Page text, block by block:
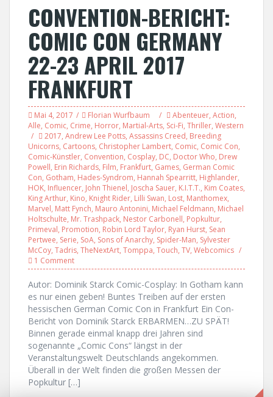
CONVENTION-BERICHT:
COMIC CON GERMANY
22-23 APRIL 2017
FRANKFURT
Mai 4, 2017 Florian Wurfbaum Abenteuer, Action,
Alle, Comic, Crime, Horror, Martial-Arts, Sci-Fi, Thriller, Western
2017, Andrew Lee Potts, Assassins Creed, Breeding
Unicorns, Cartoons, Christopher Lambert, Comic, Comic Con,
Comic-Künstler, Convention, Cosplay, DC, Doctor Who, Drew
Powell, Erin Richards, Film, Frankfurt, Games, German Comic
Con, Gotham, Hades-Syndrom, Hannah Spearritt, Highlander,
HOK, Influencer, John Thienel, Joscha Sauer, K.I.T.T., Kim Coates,
King Arthur, Kino, Knight Rider, Lilli Swan, Lost, Manthomex,
Marvel, Matt Fynch, Mauro Antonini, Michael Feldmann, Michael
Holtschulte, Mr. Trashpack, Nestor Carbonell, Popkultur,
Primeval, Promotion, Robin Lord Taylor, Ryan Hurst, Sean
Pertwee, Serie, SoA, Sons of Anarchy, Spider-Man, Sylvester
McCoy, Tadris, TheNextArt, Tomppa, Touch, TV, Webcomics
1 Comment
Autor: Dominik Starck Comic-Cosplay: In Gotham kann
es nur einen geben! Buntes Treiben auf der ersten
hessischen German Comic Con in Frankfurt Ein Con-
Bericht von Dominik Starck ERBARMEN…ZU SPÄT!
Binnen gerade einmal knapp drei Jahren sind
sogenannte „Comic Cons“ längst in der
Veranstaltungswelt Deutschlands angekommen.
Überall in der Welt finden die großen Messen der
Popkultur […]